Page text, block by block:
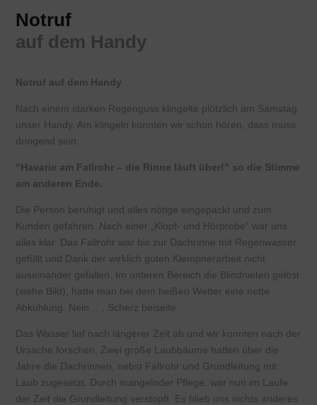
Notruf
auf dem Handy
Notruf auf dem Handy
Nach einem starken Regenguss klingelte plötzlich am Samstag
unser Handy. Am klingeln konnten wir schon hören, dass muss
dringend sein.
“Havarie am Fallrohr – die Rinne läuft über!” so die Stimme
am anderen Ende.
Die Person beruhigt und alles nötige eingepackt und zum
Kunden gefahren. Nach einer „Klopf- und Hörprobe“ war uns
alles klar. Das Fallrohr war bis zur Dachrinne mit Regenwasser
gefüllt und Dank der wirklich guten Klempnerarbeit nicht
auseinander gefallen. Im unteren Bereich die Blindnieten gelöst
(siehe Bild), hatte man bei dem heißen Wetter eine nette
Abkühlung. Nein …, Scherz beiseite.
Das Wasser lief nach längerer Zeit ab und wir konnten nach der
Ursache forschen. Zwei große Laubbäume hatten über die
Jahre die Dachrinnen, nebst Fallrohr und Grundleitung mit
Laub zugesetzt. Durch mangelnder Pflege, war nun im Laufe
der Zeit die Grundleitung verstopft. Es blieb uns nichts anderes